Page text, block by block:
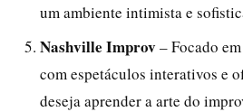
um ambiente intimista e
Nashville Improv– Focado
com espetáculos interativos e
deseja aprender a arte do